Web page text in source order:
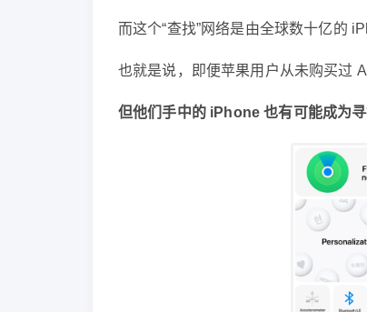
而这个“查找”网络是由全球数十亿的
也就是说，即便苹果用户从未购买过
但他们手中的 iPhone 也有可能成为